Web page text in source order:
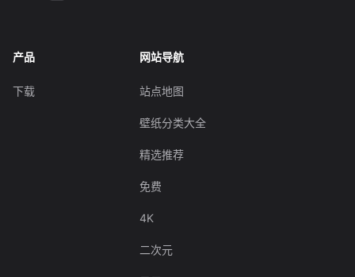
产品
下载
网站导航
站点地图
壁纸分类大全
精选推荐
免费
4K
二次元